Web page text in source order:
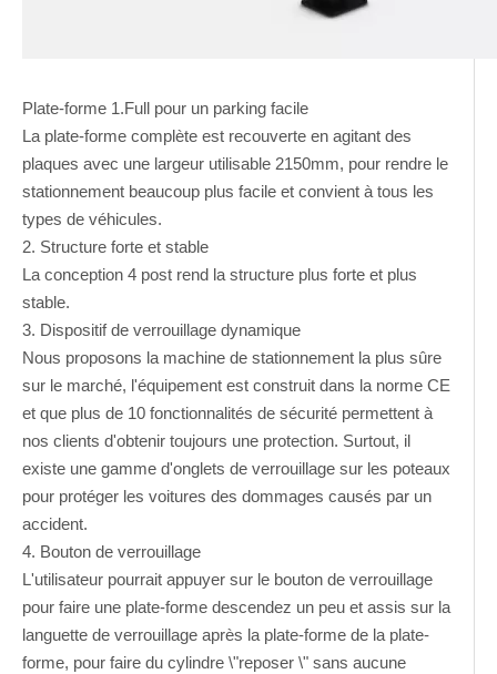
Plate-forme 1.Full pour un parking facile
La plate-forme complète est recouverte en agitant des
plaques avec une largeur utilisable 2150mm, pour rendre le
stationnement beaucoup plus facile et convient à tous les
types de véhicules.
2. Structure forte et stable
La conception 4 post rend la structure plus forte et plus
stable.
3. Dispositif de verrouillage dynamique
Nous proposons la machine de stationnement la plus sûre
sur le marché, l'équipement est construit dans la norme CE
et que plus de 10 fonctionnalités de sécurité permettent à
nos clients d'obtenir toujours une protection. Surtout, il
existe une gamme d'onglets de verrouillage sur les poteaux
pour protéger les voitures des dommages causés par un
accident.
4. Bouton de verrouillage
L'utilisateur pourrait appuyer sur le bouton de verrouillage
pour faire une plate-forme descendez un peu et assis sur la
languette de verrouillage après la plate-forme de la plate-
forme, pour faire du cylindre \"reposer \" sans aucune